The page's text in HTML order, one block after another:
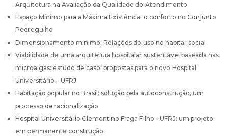
Arquitetura na Avaliação da Qualidade do Atendimento
Espaço Mínimo para a Máxima Existência: o conforto no Conjunto
Pedregulho
Dimensionamento mínimo: Relações do uso no habitar social
Viabilidade de uma arquitetura hospitalar sustentável baseada nas
microalgas: estudo de caso: propostas para o novo Hospital
Universitário – UFRJ
Habitação popular no Brasil: solução pela autoconstrução, um
processo de racionalização
Hospital Universitário Clementino Fraga Filho - UFRJ: um projeto
em permanente construção